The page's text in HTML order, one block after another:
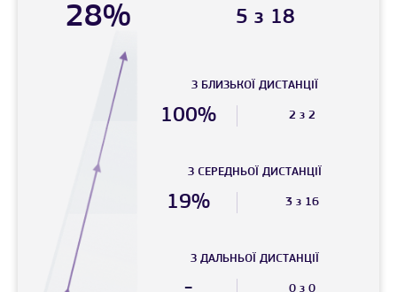
28% 5 з 18
З БЛИЗЬКОЇ ДИСТАНЦIЇ
100% 2 з 2
З СЕРЕДНЬОЇ ДИСТАНЦIЇ
19% 3 з 16
З ДАЛЬНЬОЇ ДИСТАНЦIЇ
0 з 0